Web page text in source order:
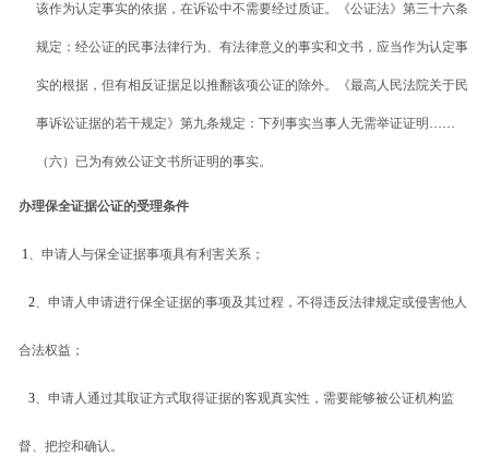
业务研究
该作为认定事实的依据，在诉讼中不需要经过质证。《公证法》第三十六条
规定：经公证的民事法律行为、有法律意义的事实和文书，应当作为认定事
实的根据，但有相反证据足以推翻该项公证的除外。《最高人民法院关于民
事诉讼证据的若干规定》第九条规定：下列事实当事人无需举证证明 ……
（六）已为有效公证文书所证明的事实。
办理保全证据公证的受理条件
1、申请人与保全证据事项具有利害关系；
2、申请人申请进行保全证据的事项及其过程，不得违反法律规定或侵害他人
合法权益；
3、申请人通过其取证方式取得证据的客观真实性，需要能够被公证机构监
督、把控和确认。